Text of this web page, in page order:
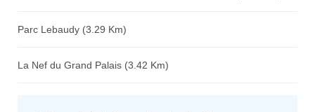
Parc Lebaudy (3.29 Km)
La Nef du Grand Palais (3.42 Km)